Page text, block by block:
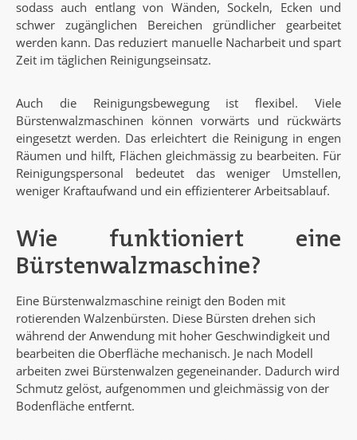
sodass auch entlang von Wänden, Sockeln, Ecken und
schwer zugänglichen Bereichen gründlicher gearbeitet
werden kann. Das reduziert manuelle Nacharbeit und spart
Zeit im täglichen Reinigungseinsatz.
Auch die Reinigungsbewegung ist flexibel. Viele
Bürstenwalzmaschinen können vorwärts und rückwärts
eingesetzt werden. Das erleichtert die Reinigung in engen
Räumen und hilft, Flächen gleichmässig zu bearbeiten. Für
Reinigungspersonal bedeutet das weniger Umstellen,
weniger Kraftaufwand und ein effizienterer Arbeitsablauf.
Wie funktioniert eine
Bürstenwalzmaschine?
Eine Bürstenwalzmaschine reinigt den Boden mit
rotierenden Walzenbürsten. Diese Bürsten drehen sich
während der Anwendung mit hoher Geschwindigkeit und
bearbeiten die Oberfläche mechanisch. Je nach Modell
arbeiten zwei Bürstenwalzen gegeneinander. Dadurch wird
Schmutz gelöst, aufgenommen und gleichmässig von der
Bodenfläche entfernt.